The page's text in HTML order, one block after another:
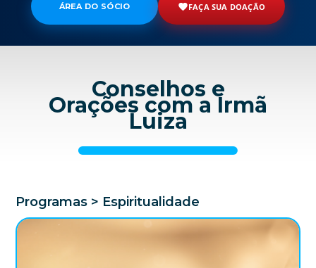
ÁREA DO SÓCIO FAÇA SUA DOAÇÃO
Conselhos e
Orações com a Irmã
Luiza
Programas > Espiritualidade